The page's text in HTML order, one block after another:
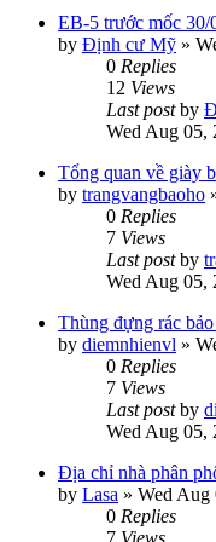
EB-5 trước mốc 30/
by Định cư Mỹ »
0 Replies
12 Views
Last postby
Wed Aug 05,
Tổng quan về giày
by trangvangbaoho
0 Replies
7 Views
Last postby
Wed Aug 05,
Thùng đựng rác
by diemnhienvl »
0 Replies
7 Views
Last postby
Wed Aug 05,
Địa chỉ nhà phân
by Lasa » Wed Aug
0 Replies
7 Views